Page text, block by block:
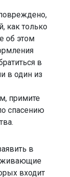
как только
об этом
в
в один из
примите
спасению
в
входит